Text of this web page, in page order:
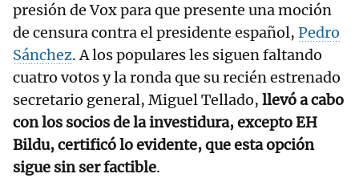
presión de Vox para que presente una moción
de censura contra el presidente español, Pedro
Sánchez. A los populares les siguen faltando
cuatro votos y la ronda que su recién estrenado
secretario general, Miguel Tellado, llevó a cabo
con los socios de la investidura, excepto EH
Bildu, certificó lo evidente, que esta opción
sigue sin ser factible.